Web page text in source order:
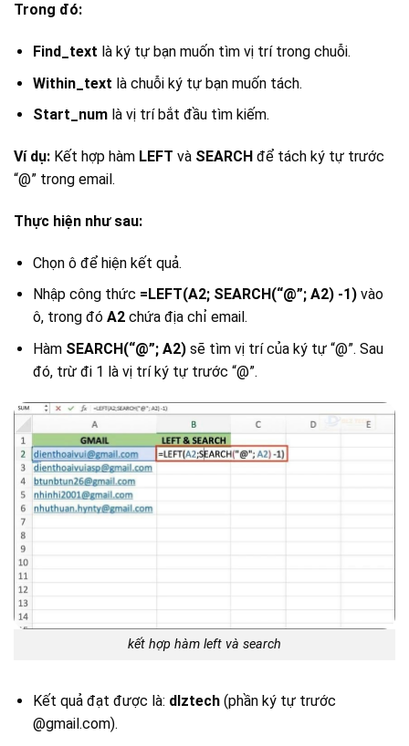
Trong đó:
Find_text là ký tự bạn muốn tìm vị trí trong chuỗi.
Within_text là chuỗi ký tự bạn muốn tách.
Start_numlà vị trí bắt đầu tìm kiếm.
Ví dụ: Kết hợp hàm LEFT và SEARCH để tách ký tự trước
“@” trong email.
Thực hiện như sau:
Chọn ô để hiện kết quả.
Nhập công thức =LEFT(A2; SEARCH(“@”; A2) -1)vào
ô, trong đó A2chứa địa chỉ email.
Hàm SEARCH(“@”; A2)sẽ tìm vị trí của ký tự “@”. Sau
đó, trừ đi 1 là vị trí ký tự trước “@”.
kết hợp hàm left và search
Kết quả đạt được là: dlztech (phần ký tự trước
@gmail.com).